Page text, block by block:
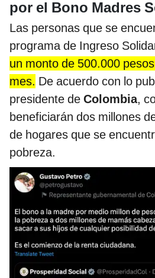
por el Bono Madres
Las personas que se
programa de Ingreso
un monto de 500.000
mes. De acuerdo con lo
presidente de Colombia,
beneficiarán dos millones
de hogares que se
pobreza.